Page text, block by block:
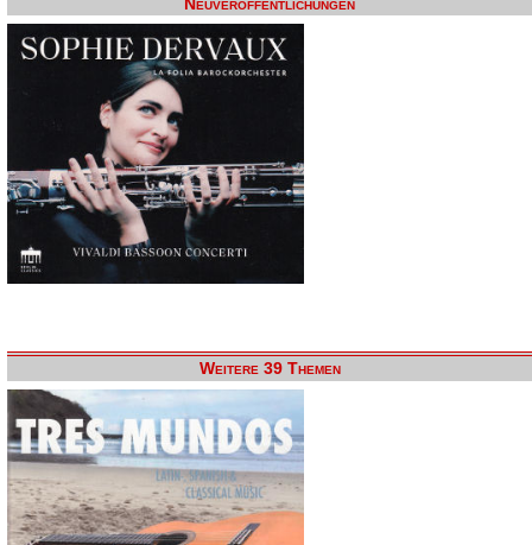
Neuveröffentlichungen
Weitere 39 Themen